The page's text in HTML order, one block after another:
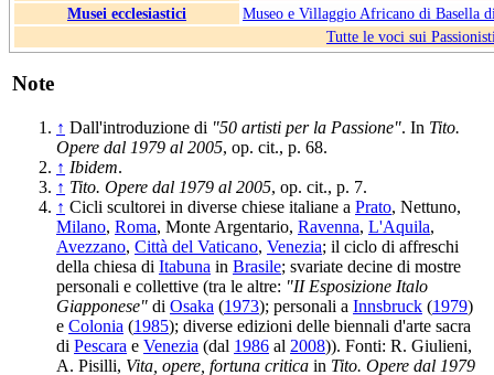
Musei ecclesiastici
Museo e Villaggio Africano di Basella
Tutte le voci sui
Note
↑ Dall'introduzione di "50 artisti per la Passione". In Tito.
Opere dal 1979 al 2005, op. cit., p. 68.
↑ Ibidem.
↑ Tito. Opere dal 1979 al 2005, op. cit., p. 7.
↑ Cicli scultorei in diverse chiese italiane a Prato, Nettuno,
Milano, Roma, Monte Argentario, Ravenna, L'Aquila,
Avezzano, Città del Vaticano, Venezia; il ciclo di affreschi
della chiesa di Itabuna in Brasile; svariate decine di mostre
personali e collettive (tra le altre: "II Esposizione Italo
Giapponese" di Osaka (1973); personali a Innsbruck (1979)
e Colonia (1985); diverse edizioni delle biennali d'arte sacra
di Pescara e Venezia (dal 1986 al 2008)). Fonti: R. Giulieni,
A. Pisilli, Vita, opere, fortuna critica in Tito. Opere dal 1979